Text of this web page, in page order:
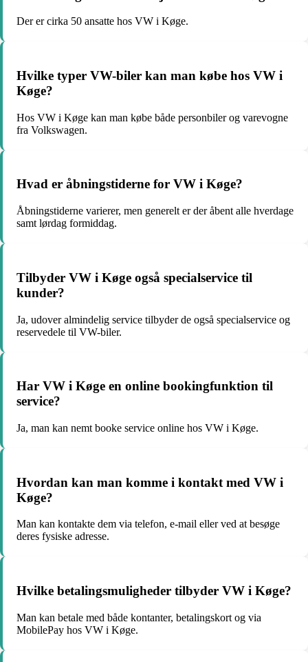
Der er cirka 50 ansatte hos VW i Køge.
Hvilke typer VW-biler kan man købe hos VW i
Køge?
Hos VW i Køge kan man købe både personbiler og varevogne
fra Volkswagen.
Hvad er åbningstiderne for VW i Køge?
Åbningstiderne varierer, men generelt er der åbent alle hverdage
samt lørdag formiddag.
Tilbyder VW i Køge også specialservice til
kunder?
Ja, udover almindelig service tilbyder de også specialservice og
reservedele til VW-biler.
Har VW i Køge en online bookingfunktion til
service?
Ja, man kan nemt booke service online hos VW i Køge.
Hvordan kan man komme i kontakt med VW i
Køge?
Man kan kontakte dem via telefon, e-mail eller ved at besøge
deres fysiske adresse.
Hvilke betalingsmuligheder tilbyder VW i Køge?
Man kan betale med både kontanter, betalingskort og via
MobilePay hos VW i Køge.